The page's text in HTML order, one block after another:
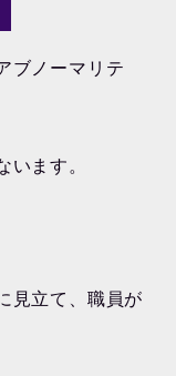
ブノーマリテ
います。
見立て、職員が